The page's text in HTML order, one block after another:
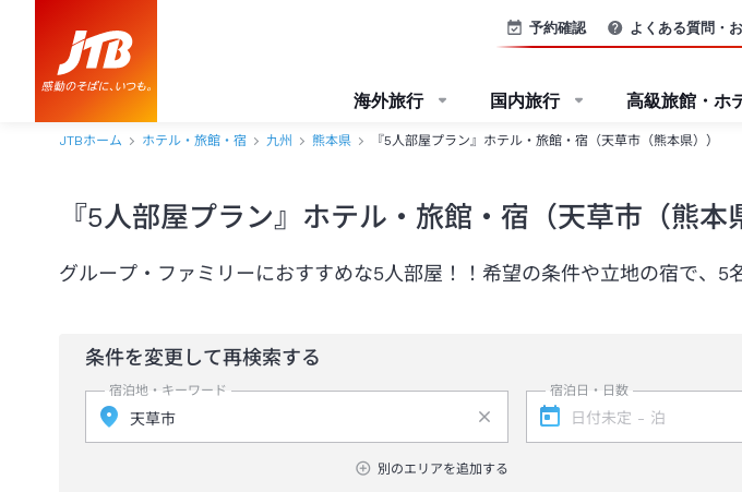
予約確認 よくある質問・
海外旅行 国内旅行 高級旅館・ホ
JTBホーム ホテル・旅館・宿 九州 熊本県 『5人部屋プラン』ホテル・旅館・宿（天草市（熊本県））
『5人部屋プラン』ホテル・旅館・宿（天草市（熊本
グループ・ファミリーにおすすめな5人部屋！！希望の条件や立地の宿で、5
条件を変更して再検索する
宿泊地・キーワード
別のエリアを追加する
宿泊日・日数